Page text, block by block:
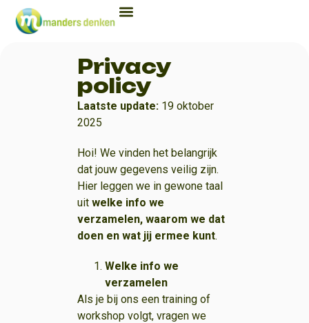
Privacy
policy
Laatste update: 19 oktober
2025
Hoi! We vinden het belangrijk
dat jouw gegevens veilig zijn.
Hier leggen we in gewone taal
uit welke info we
verzamelen, waarom we dat
doen en wat jij ermee kunt.
Welke info we
verzamelen
Als je bij ons een training of
workshop volgt, vragen we